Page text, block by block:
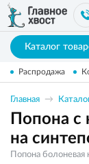
Каталог
Распродажа
Главная
Попона
на
Попона